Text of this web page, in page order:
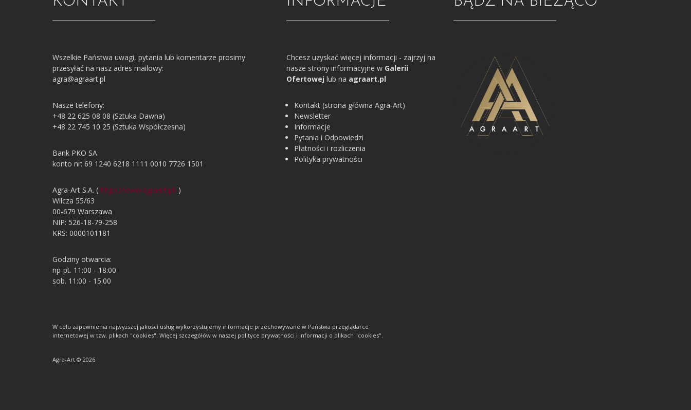
Chcesz uzyskać więcej informacji - zajrzyj na
nasze strony informacyjne w Galerii
Ofertowej lub na agraart.pl
Kontakt (strona główna Agra-Art)
Newsletter
Informacje
Pytania i Odpowiedzi
Płatności i rozliczenia
Polityka prywatności
Wszelkie Państwa uwagi, pytania lub komentarze prosimy
przesyłać na nasz adres mailowy:
agra@agraart.pl
Nasze telefony:
+48 22 625 08 08 (Sztuka Dawna)
+48 22 745 10 25 (Sztuka Współczesna)
Bank PKO SA
konto nr: 69 1240 6218 1111 0010 7726 1501
Agra-Art S.A. ( https://www.agraart.pl/ )
Wilcza 55/63
00-679 Warszawa
NIP: 526-18-79-258
KRS: 0000101181
Godziny otwarcia:
np-pt. 11:00 - 18:00
sob. 11:00 - 15:00
W celu zapewnienia najwyższej jakości usług wykorzystujemy informacje przechowywane w Państwa przeglądarce
internetowej w tzw. plikach "cookies". Więcej szczegółów w naszej polityce prywatności i informacji o plikach "cookies".
Agra-Art © 2026